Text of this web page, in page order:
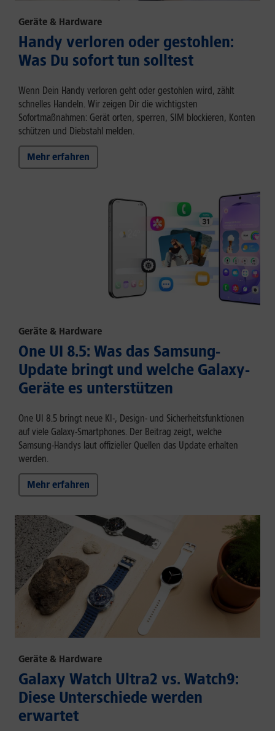
Geräte & Hardware
Handy verloren oder gestohlen:
Was Du sofort tun solltest
Wenn Dein Handy verloren geht oder gestohlen wird, zählt
schnelles Handeln. Wir zeigen Dir die wichtigsten
Sofortmaßnahmen: Gerät orten, sperren, SIM blockieren, Konten
schützen und Diebstahl melden.
Mehr erfahren
Geräte & Hardware
One UI 8.5: Was das Samsung-
Update bringt und welche Galaxy-
Geräte es unterstützen
One UI 8.5 bringt neue KI-, Design- und Sicherheitsfunktionen
auf viele Galaxy-Smartphones. Der Beitrag zeigt, welche
Samsung-Handys laut offizieller Quellen das Update erhalten
werden.
Mehr erfahren
Geräte & Hardware
Galaxy Watch Ultra2 vs. Watch9:
Diese Unterschiede werden
erwartet